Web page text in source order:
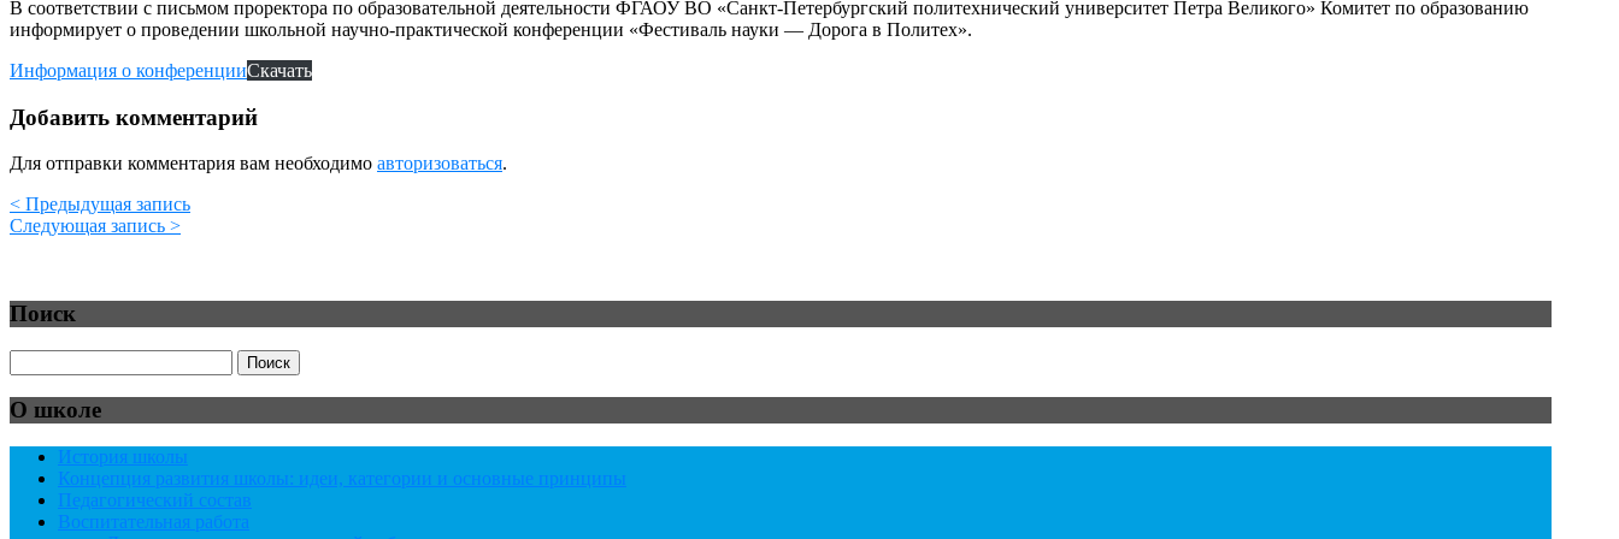
В соответствии с письмом проректора по образовательной деятельности ФГАОУ ВО «Санкт-Петербургский политехнический университет Петра Великого» Комитет по образованию
информирует о проведении школьной научно-практической конференции «Фестиваль науки — Дорога в Политех».
Информация о конференцииСкачать
Добавить комментарий
Для отправки комментария вам необходимо авторизоваться.
< Предыдущая запись
Следующая запись >
Поиск
О школе
История школы
Концепция развития школы: идеи, категории и основные принципы
Педагогический состав
Воспитательная работа